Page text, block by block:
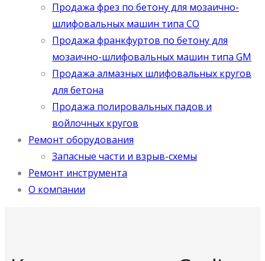
Продажа фрез по бетону для мозаично-
шлифовальных машин типа СО
Продажа франкфуртов по бетону для
мозаично-шлифовальных машин типа GM
Продажа алмазных шлифовальных кругов
для бетона
Продажа полировальных падов и
войлочных кругов
Ремонт оборудования
Запасные части и взрыв-схемы
Ремонт инструмента
О компании